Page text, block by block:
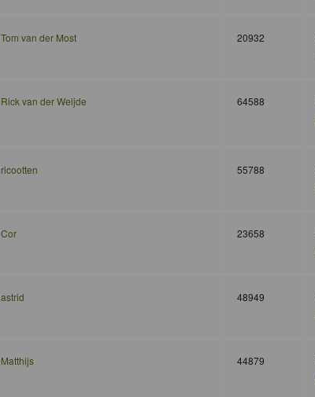
Tom van der Most 20932
Rick van der Weijde 64588
ricootten 55788
Cor 23658
astrid 48949
Matthijs 44879